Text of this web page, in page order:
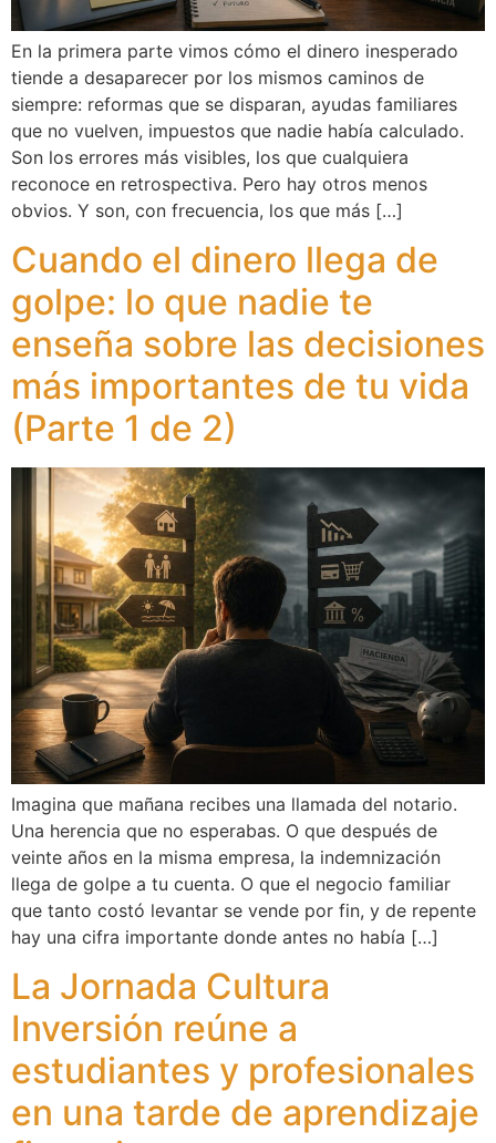
En la primera parte vimos cómo el dinero inesperado
tiende a desaparecer por los mismos caminos de
siempre: reformas que se disparan, ayudas familiares
que no vuelven, impuestos que nadie había calculado.
Son los errores más visibles, los que cualquiera
reconoce en retrospectiva. Pero hay otros menos
obvios. Y son, con frecuencia, los que más […]
Cuando el dinero llega de
golpe: lo que nadie te
enseña sobre las decisiones
más importantes de tu vida
(Parte 1 de 2)
Imagina que mañana recibes una llamada del notario.
Una herencia que no esperabas. O que después de
veinte años en la misma empresa, la indemnización
llega de golpe a tu cuenta. O que el negocio familiar
que tanto costó levantar se vende por fin, y de repente
hay una cifra importante donde antes no había […]
La Jornada Cultura
Inversión reúne a
estudiantes y profesionales
en una tarde de aprendizaje